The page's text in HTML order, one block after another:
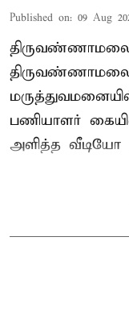
Published on: 09 Aug
திருவண்ணாமலை
பணியாளர்
அளித்த வீடியோ